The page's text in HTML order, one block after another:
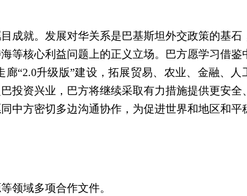
成就。发展对华关系是巴基斯坦外交政策的基石
等核心利益问题上的正义立场。巴方愿学习借鉴
“2.0升级版”建设，拓展贸易、农业、金融、人
投资兴业，巴方将继续采取有力措施提供更安全
中方密切多边沟通协作，为促进世界和地区和平
领域多项合作文件。